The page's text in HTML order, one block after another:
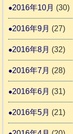
2016年10月 (30)
2016年9月 (27)
2016年8月 (32)
2016年7月 (28)
2016年6月 (31)
2016年5月 (21)